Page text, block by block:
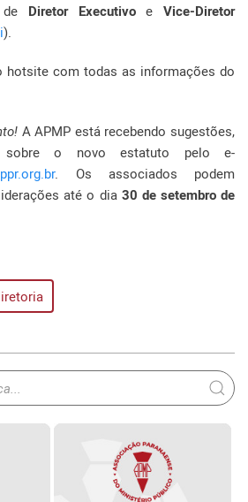
Diretor ExecutivoeVice-Diretor
).
hotsite com todas as informações do
A APMP está recebendo sugestões,
o novo estatuto pelo e-
. Os associados podem
até o dia 30 de setembro de